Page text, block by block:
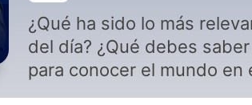
¿Qué ha sido lo más
del día? ¿Qué debes saber
para conocer el mundo en
que vives? Analizamos la